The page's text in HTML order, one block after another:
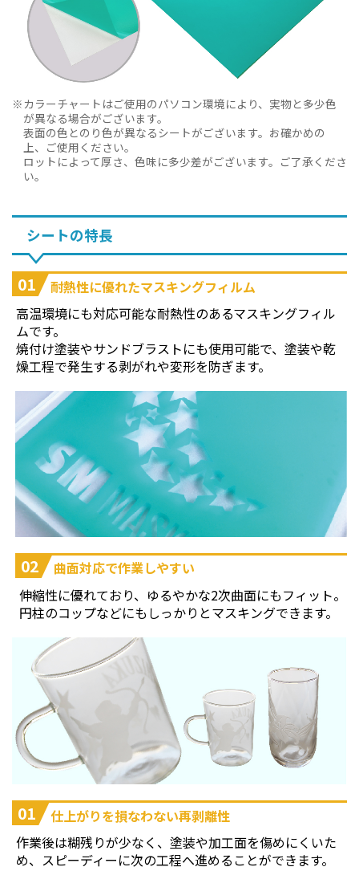
カラーチャートはご使用のパソコン環境により、実物と多少色
が異なる場合がございます。
表面の色とのり色が異なるシートがございます。お確かめの
上、ご使用ください。
ロットによって厚さ、色味に多少差がございます。ご了承くださ
い。
シートの特長
01
耐熱性に優れたマスキングフィルム
高温環境にも対応可能な耐熱性のあるマスキングフィル
ムです。
焼付け塗装やサンドブラストにも使用可能で、塗装や乾
燥工程で発生する剥がれや変形を防ぎます。
02
曲面対応で作業しやすい
伸縮性に優れており、ゆるやかな2次曲面にもフィット。
円柱のコップなどにもしっかりとマスキングできます。
01
仕上がりを損なわない再剥離性
作業後は糊残りが少なく、塗装や加工面を傷めにくいた
め、スピーディーに次の工程へ進めることができます。